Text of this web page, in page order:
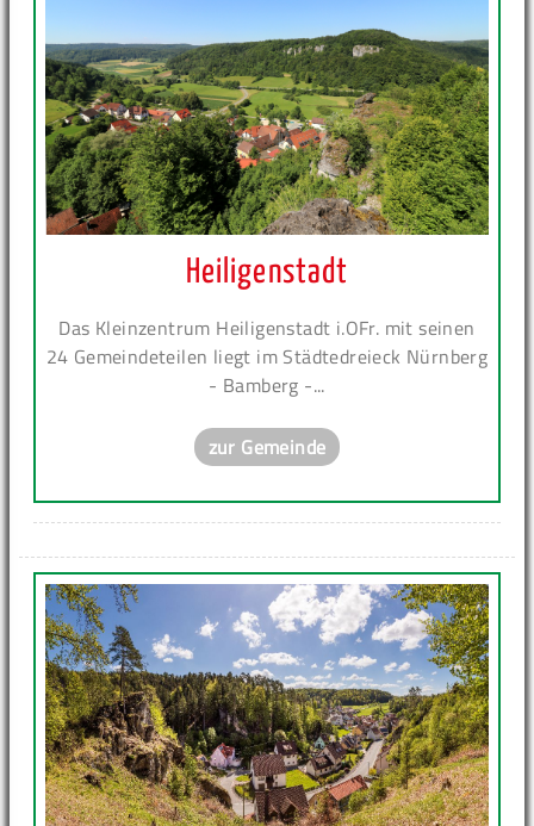
Heiligenstadt
Das Kleinzentrum Heiligenstadt i.OFr. mit seinen
24 Gemeindeteilen liegt im Städtedreieck Nürnberg
- Bamberg -...
zur Gemeinde